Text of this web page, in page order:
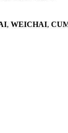
, WEICHAI,